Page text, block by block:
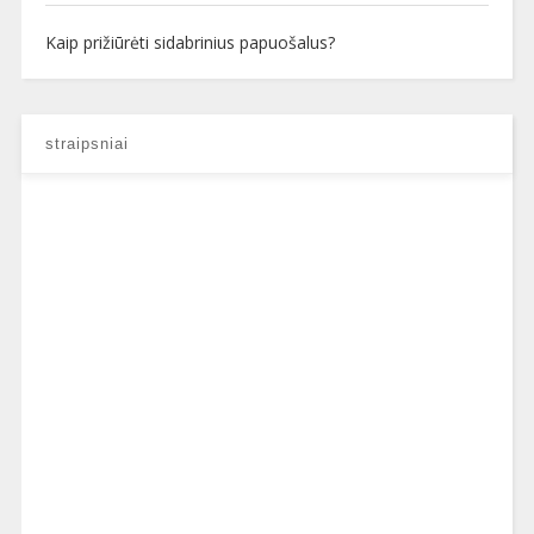
Kaip prižiūrėti sidabrinius papuošalus?
straipsniai